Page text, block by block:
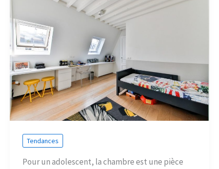
Tendances
Pour un adolescent, la chambre est une pièce